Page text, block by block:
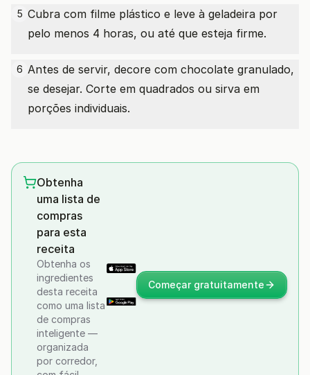
5 Cubra com filme plástico e leve à geladeira por
pelo menos 4 horas, ou até que esteja firme.
6 Antes de servir, decore com chocolate granulado,
se desejar. Corte em quadrados ou sirva em
porções individuais.
Obtenha
uma lista de
compras
para esta
receita
Obtenha os
ingredientes
desta receita
como uma lista
de compras
inteligente —
organizada
por corredor,
Começar gratuitamente